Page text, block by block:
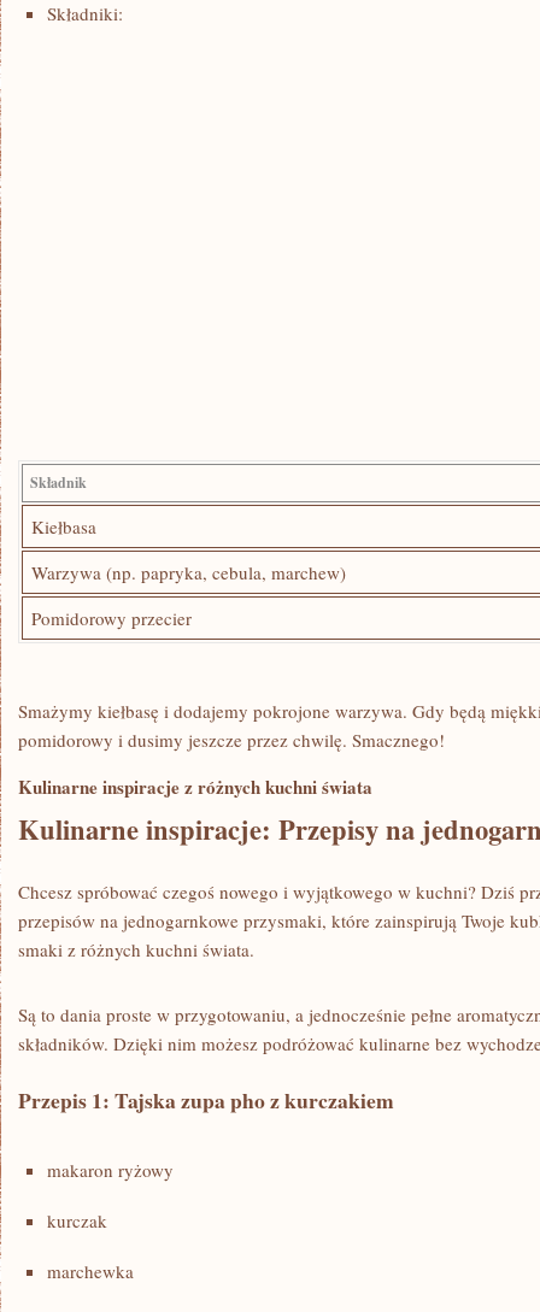
Składniki:
Składnik
Kiełbasa
Warzywa (np. papryka, cebula,⁤ marchew)
Pomidorowy przecier
Smażymy kiełbasę i dodajemy pokrojone warzywa. Gdy będą
pomidorowy i dusimy jeszcze przez ‌chwilę. ⁣Smacznego!
Kulinarne inspiracje ⁤z różnych kuchni świata
Kulinarne inspiracje: Przepisy na
Chcesz spróbować‌ czegoś nowego i wyjątkowego w kuchni? Dziś⁣
przepisów na jednogarnkowe przysmaki,⁣ które zainspirują ‌Twoje
smaki ⁤z​ różnych kuchni świata.
Są to dania⁣ proste ⁤w przygotowaniu, a jednocześnie pełne
składników. Dzięki ‌nim ‍możesz podróżować​ kulinarne bez
Przepis 1:⁤ Tajska zupa pho z⁢ kurczakiem
makaron⁤ ryżowy
kurczak
marchewka